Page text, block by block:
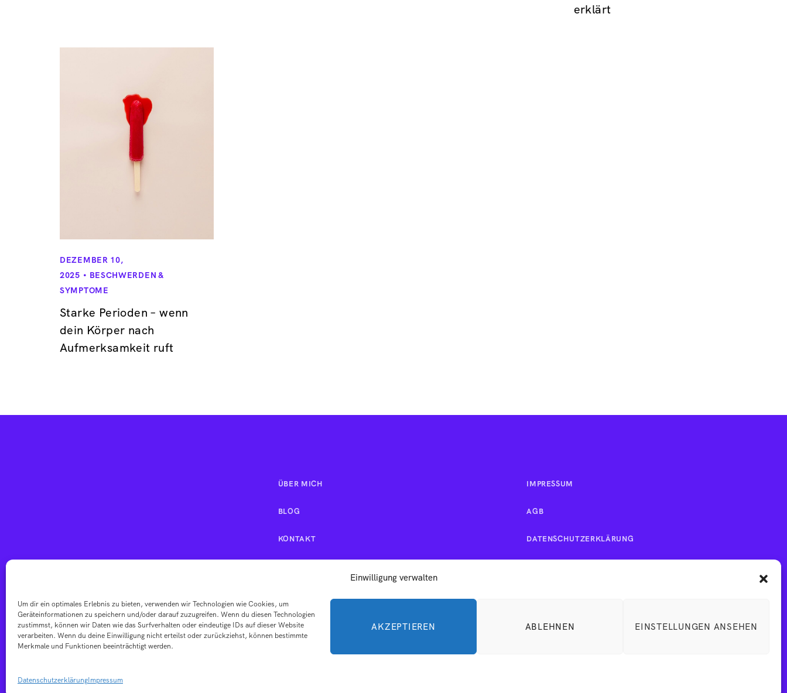
Einwilligung verwalten
Um dir ein optimales Erlebnis zu bieten, verwenden wir Technologien wie Cookies, um
Geräteinformationen zu speichern und/oder darauf zuzugreifen. Wenn du diesen Technologien
zustimmst, können wir Daten wie das Surfverhalten oder eindeutige IDs auf dieser Website
verarbeiten. Wenn du deine Einwilligung nicht erteilst oder zurückziehst, können bestimmte
Merkmale und Funktionen beeinträchtigt werden.
AKZEPTIEREN ABLEHNEN EINSTELLUNGEN ANSEHEN
DatenschutzerklärungImpressum
erklärt
DEZEMBER 10,
2025
BESCHWERDEN &
SYMPTOME
Starke Perioden – wenn
dein Körper nach
Aufmerksamkeit ruft
ÜBER MICH
BLOG
KONTAKT
IMPRESSUM
AGB
DATENSCHUTZERKLÄRUNG